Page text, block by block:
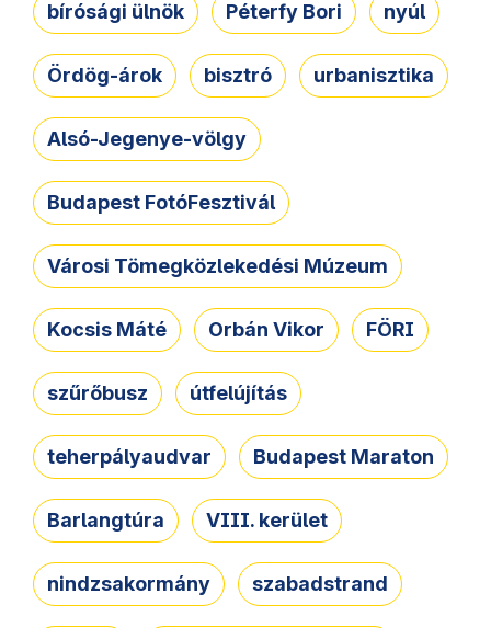
bírósági ülnök Péterfy Bori nyúl
Ördög-árok bisztró urbanisztika
Alsó-Jegenye-völgy
Budapest FotóFesztivál
Városi Tömegközlekedési Múzeum
Kocsis Máté Orbán Vikor FÖRI
szűrőbusz útfelújítás
teherpályaudvar Budapest Maraton
Barlangtúra VIII. kerület
nindzsakormány szabadstrand